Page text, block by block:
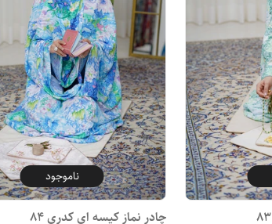
ناموجود
چادر نماز کیسه ای کدری 84